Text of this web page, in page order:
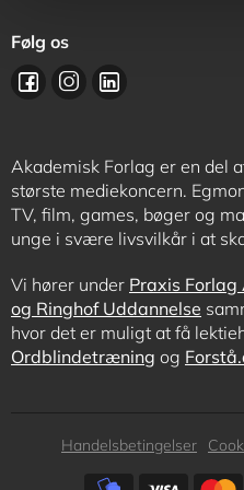
Følg os
Akademisk Forlag er en del
største mediekoncern.
TV, film, games, bøger og
unge i svære livsvilkår i at
Vi hører under Praxis Forlag
og Ringhof Uddannelse
hvor det er muligt at få
Ordblindetræning og
Subfooter
Handelsbetingelser
Subfooter